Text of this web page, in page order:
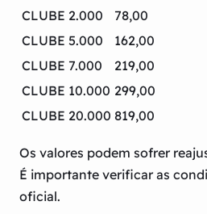
CLUBE 2.000
78,00
CLUBE 5.000
162,00
CLUBE 7.000
219,00
CLUBE 10.000 299,00
CLUBE 20.000 819,00
Os valores podem sofrer
É importante verificar as
oficial.